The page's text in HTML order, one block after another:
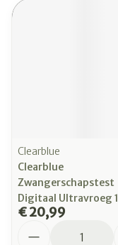
Clearblue
Clearblue
Zwangerschapstest
Digitaal Ultravroeg 1
€ 20,99